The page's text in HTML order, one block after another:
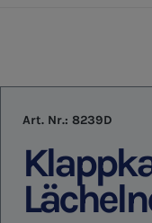
Art. Nr.: 8239D